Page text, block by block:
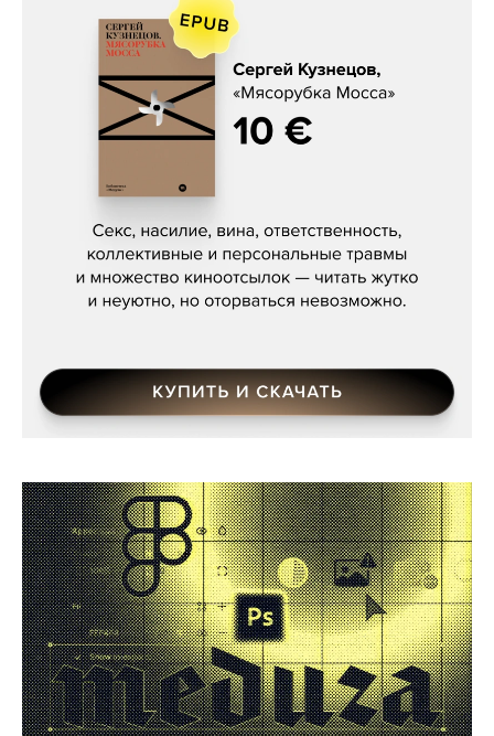
Сергей Кузнецов, «Мясорубка